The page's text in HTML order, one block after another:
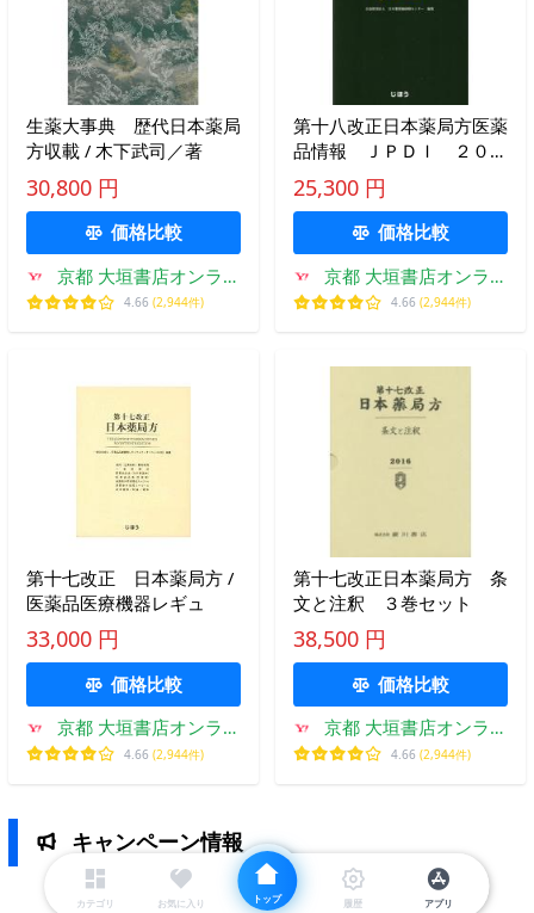
生薬大事典 歴代日本薬局
方収載 / 木下武司／著
30,800 円
価格比較
京都 大垣書店オンライ
ン
4.66 (2,944件)
第十八改正日本薬局方医薬
品情報 ＪＰＤＩ ２０２
１ / 日本薬剤師研修センタ
25,300 円
価格比較
京都 大垣書店オンライ
ン
4.66 (2,944件)
第十七改正 日本薬局方 /
医薬品医療機器レギュ
33,000 円
価格比較
京都 大垣書店オンライ
ン
4.66 (2,944件)
第十七改正日本薬局方 条
文と注釈 ３巻セット
38,500 円
価格比較
京都 大垣書店オンライ
ン
4.66 (2,944件)
キャンペーン情報
カテゴリ お気に入り トップ 履歴 アプリ